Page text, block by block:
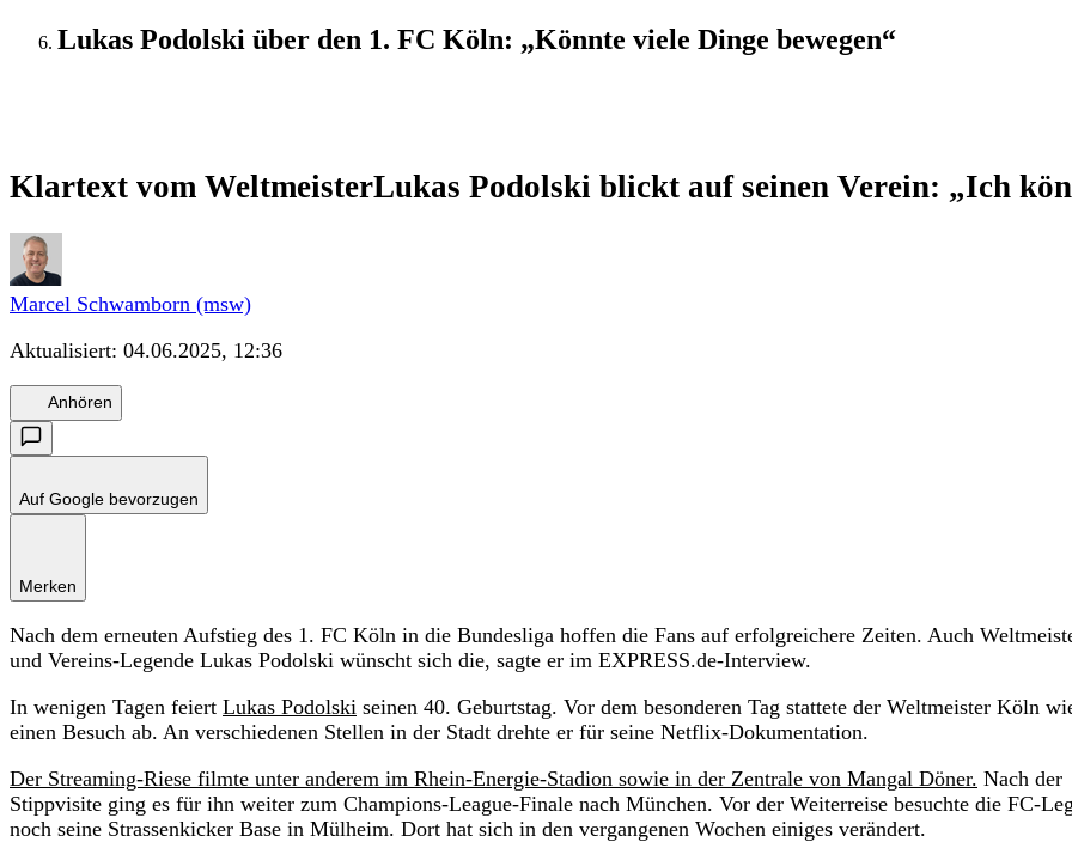
Lukas Podolski über den 1. FC Köln: „Könnte viele Dinge bewegen“
Klartext vom WeltmeisterLukas Podolski blickt auf seinen Verein: „Ich
Marcel Schwamborn (msw)
Aktualisiert: 04.06.2025, 12:36
Anhören
Auf Google bevorzugen
Merken
Nach dem erneuten Aufstieg des 1. FC Köln in die Bundesliga hoffen die Fans auf erfolgreichere Zeiten. Auch
und Vereins-Legende Lukas Podolski wünscht sich die, sagte er im EXPRESS.de-Interview.
In wenigen Tagen feiert Lukas Podolski seinen 40. Geburtstag. Vor dem besonderen Tag stattete der Weltmeister Köln
einen Besuch ab. An verschiedenen Stellen in der Stadt drehte er für seine Netflix-Dokumentation.
Der Streaming-Riese filmte unter anderem im Rhein-Energie-Stadion sowie in der Zentrale von Mangal Döner. Nach der
Stippvisite ging es für ihn weiter zum Champions-League-Finale nach München. Vor der Weiterreise besuchte die FC-
noch seine Strassenkicker Base in Mülheim. Dort hat sich in den vergangenen Wochen einiges verändert.